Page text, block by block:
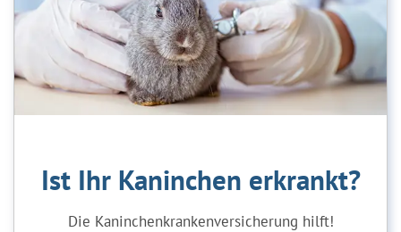
Ist Ihr Kaninchen erkrankt?
Die Kaninchenkrankenversicherung hilft!